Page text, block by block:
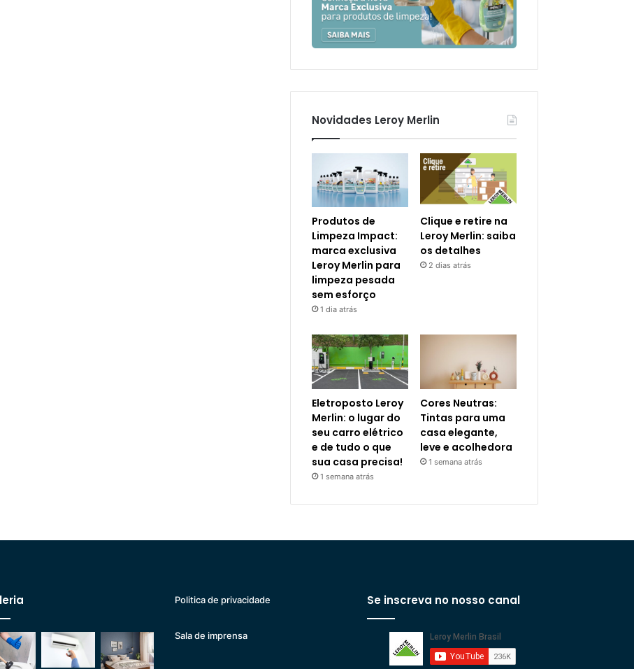
Novidades Leroy Merlin
Produtos de
Limpeza Impact:
marca exclusiva
Leroy Merlin para
limpeza pesada
sem esforço
1 dia atrás
Clique e retire na
Leroy Merlin: saiba
os detalhes
2 dias atrás
Eletroposto Leroy
Merlin: o lugar do
seu carro elétrico
e de tudo o que
sua casa precisa!
1 semana atrás
Cores Neutras:
Tintas para uma
casa elegante,
leve e acolhedora
1 semana atrás
Politica de privacidade
Sala de imprensa
Se inscreva no nosso canal